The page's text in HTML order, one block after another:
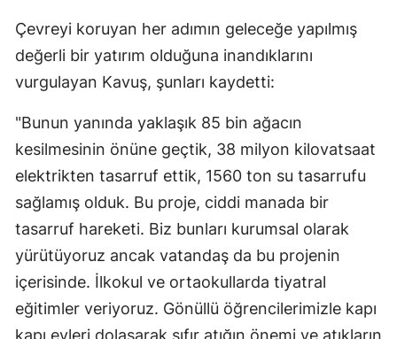
Kahramanmaraş
Mardin
Muğla
Muş
Nevşehir
Niğde
Ordu
Rize
Sakarya
Çevreyi koruyan her adımın geleceğe yapılmış
değerli bir yatırım olduğuna inandıklarını
vurgulayan Kavuş, şunları kaydetti:
"Bunun yanında yaklaşık 85 bin ağacın
kesilmesinin önüne geçtik, 38 milyon kilovatsaat
elektrikten tasarruf ettik, 1560 ton su tasarrufu
sağlamış olduk. Bu proje, ciddi manada bir
tasarruf hareketi. Biz bunları kurumsal olarak
yürütüyoruz ancak vatandaş da bu projenin
içerisinde. İlkokul ve ortaokullarda tiyatral
eğitimler veriyoruz. Gönüllü öğrencilerimizle kapı
kapı evleri dolaşarak sıfır atığın önemi ve atıkların